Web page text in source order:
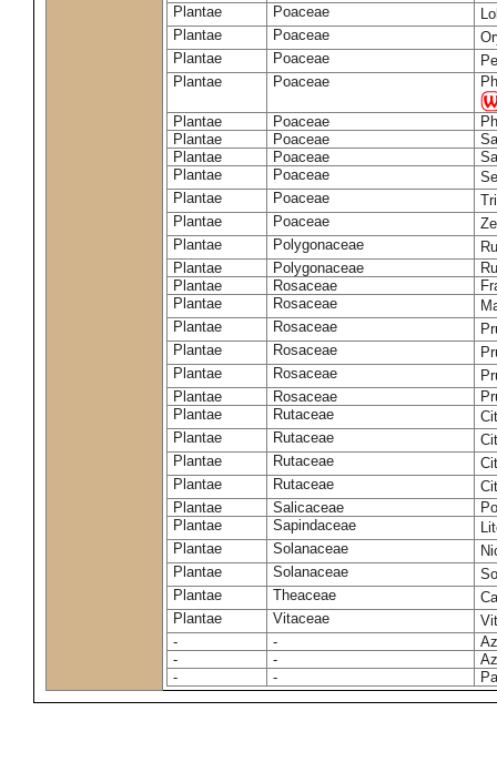
Plantae
Poaceae
Plantae
Poaceae
Plantae
Poaceae
Plantae
Poaceae
Plantae Poaceae
Plantae
Poaceae
Plantae
Poaceae
Plantae
Poaceae
Plantae
Poaceae
Plantae
Poaceae
Plantae
Polygonaceae
Plantae
Polygonaceae
Plantae
Rosaceae
Plantae
Rosaceae
Plantae
Rosaceae
Plantae
Rosaceae
Plantae
Rosaceae
Plantae
Rosaceae
Plantae
Rutaceae
Plantae
Rutaceae
Plantae
Rutaceae
Plantae
Rutaceae
Plantae
Salicaceae
Plantae
Sapindaceae
Plantae
Solanaceae
Plantae
Solanaceae
Plantae
Theaceae
Plantae
Vitaceae
-
-
-
-
-
-